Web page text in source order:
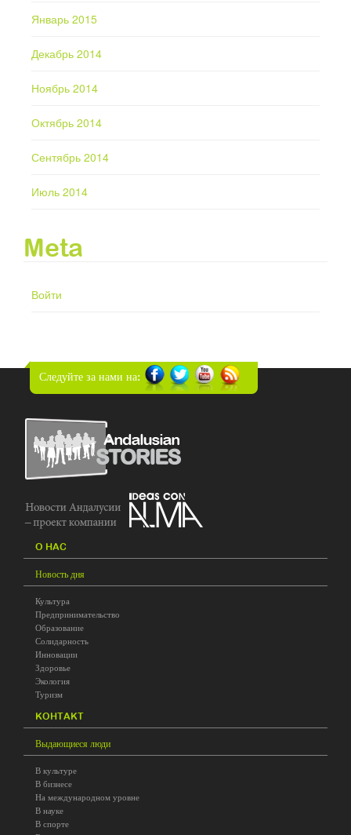
Январь 2015
Декабрь 2014
Ноябрь 2014
Октябрь 2014
Сентябрь 2014
Июль 2014
Meta
Войти
Следуйте за нами на:
O HAC
Новость дня
Культура
Предпринимательство
Образование
Солидарность
Инновации
Здоровье
Экология
Туризм
KOHTAKT
Выдающиеся люди
В культуре
В бизнесе
На международном уровне
В науке
В спорте